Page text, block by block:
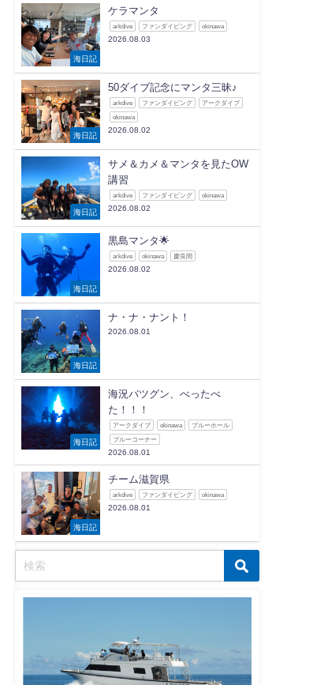
海日記
ケラマンタ
arkdive ファンダイビング okinawa
2026.08.03
海日記
50ダイブ記念にマンタ三昧♪
arkdive ファンダイビング アークダイブ
okinawa
2026.08.02
海日記
サメ＆カメ＆マンタを見たOW
講習
arkdive ファンダイビング okinawa
2026.08.02
海日記
黒島マンタ🌟
arkdive okinawa 慶良間
2026.08.02
海日記
ナ・ナ・ナント！
2026.08.01
海日記
海況バツグン、べったべ
た！！！
アークダイブ okinawa ブルーホール
ブルーコーナー
2026.08.01
海日記
チーム滋賀県
arkdive ファンダイビング okinawa
2026.08.01